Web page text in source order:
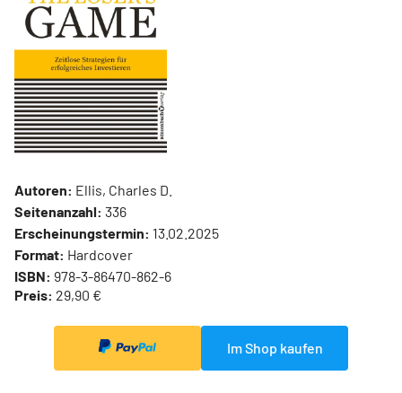
Autoren: Ellis, Charles D.
Seitenanzahl: 336
Erscheinungstermin: 13.02.2025
Format: Hardcover
ISBN: 978-3-86470-862-6
Preis: 29,90 €
Im Shop kaufen